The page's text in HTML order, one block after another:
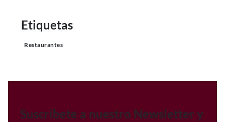
Etiquetas
Restaurantes
Suscríbete a nuestro Newsletter y